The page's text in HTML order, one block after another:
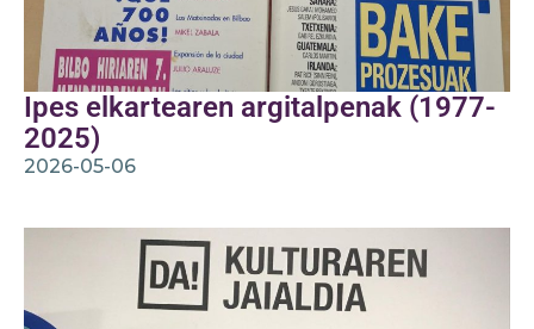
Ipes elkartearen argitalpenak (1977-
2025)
2026-05-06